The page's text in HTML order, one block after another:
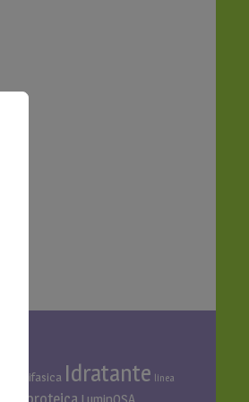
Bifasica Idratante linea